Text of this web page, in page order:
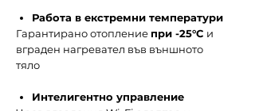
Работа в екстремни температури
Гарантирано отопление при -25°С и
вграден нагревател във външното
тяло
Интелигентно управление